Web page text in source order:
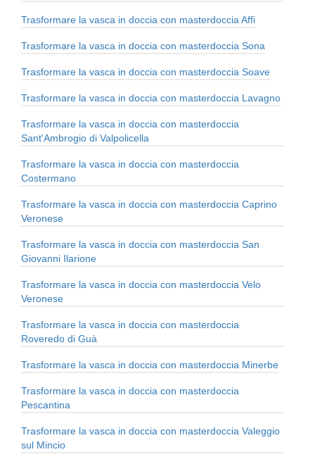
Trasformare la vasca in doccia con masterdoccia Affi
Trasformare la vasca in doccia con masterdoccia Sona
Trasformare la vasca in doccia con masterdoccia Soave
Trasformare la vasca in doccia con masterdoccia Lavagno
Trasformare la vasca in doccia con masterdoccia
Sant'Ambrogio di Valpolicella
Trasformare la vasca in doccia con masterdoccia
Costermano
Trasformare la vasca in doccia con masterdoccia Caprino
Veronese
Trasformare la vasca in doccia con masterdoccia San
Giovanni Ilarione
Trasformare la vasca in doccia con masterdoccia Velo
Veronese
Trasformare la vasca in doccia con masterdoccia
Roveredo di Guà
Trasformare la vasca in doccia con masterdoccia Minerbe
Trasformare la vasca in doccia con masterdoccia
Pescantina
Trasformare la vasca in doccia con masterdoccia Valeggio
sul Mincio